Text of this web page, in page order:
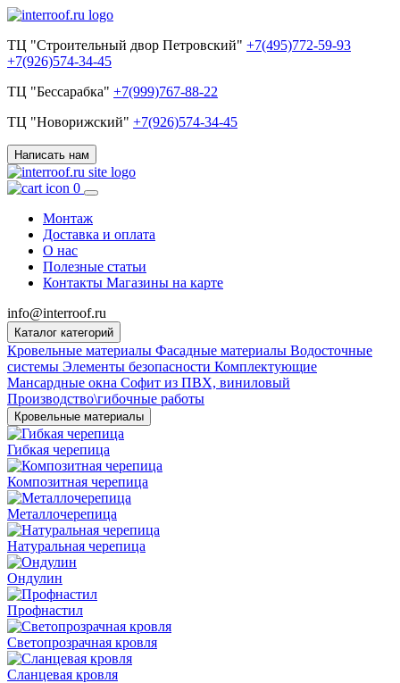
ТЦ "Строительный двор Петровский" +7(495)772-59-93
+7(926)574-34-45
ТЦ "Бессарабка" +7(999)767-88-22
ТЦ "Новорижский" +7(926)574-34-45
Написать нам
0
Монтаж
Доставка и оплата
О нас
Полезные статьи
Контакты Магазины на карте
info@interroof.ru
Каталог категорий
Кровельные материалы Фасадные материалы Водосточные
системы Элементы безопасности Комплектующие
Мансардные окна Софит из ПВХ, виниловый
Производство\гибочные работы
Кровельные материалы
Гибкая черепица
Композитная черепица
Металлочерепица
Натуральная черепица
Ондулин
Профнастил
Светопрозрачная кровля
Сланцевая кровля